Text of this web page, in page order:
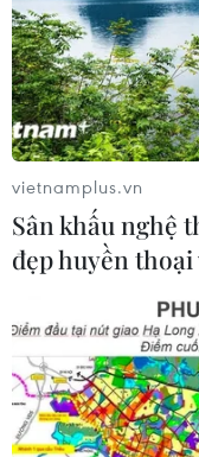
Tòa án Mỹ chỉ
phán xét xử các
Mục 301
06/08/2026 02:23
Cuba nỗ lực khôi
sau các sự cố toàn
Hội đồng Bảo an
dọa của IS đối với
vietnamplus.vn
Sân khấu nghệ
đẹp huyền